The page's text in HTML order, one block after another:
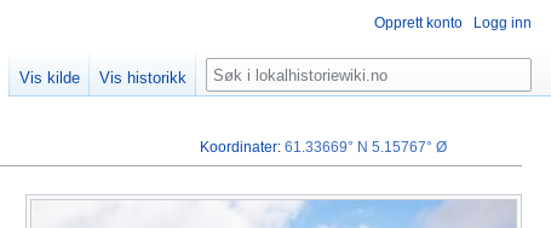
Koordinater:61.33669° N 5.15767° Ø
Opprett konto Logg inn
Vis kilde Vis historikk Søk